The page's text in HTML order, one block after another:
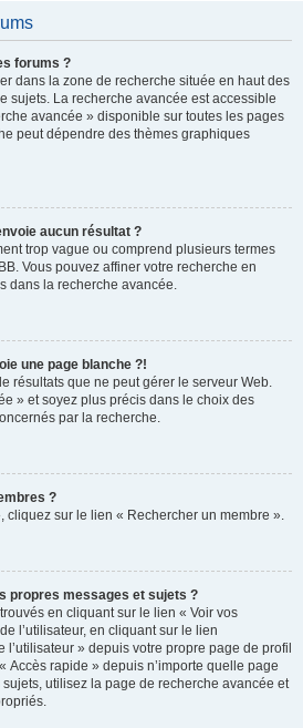
forums ?
dans la zone de recherche située en haut des
sujets. La recherche avancée est accessible
avancée » disponible sur toutes les pages
peut dépendre des thèmes graphiques
aucun résultat ?
trop vague ou comprend plusieurs termes
Vous pouvez affiner votre recherche en
dans la recherche avancée.
une page blanche ?!
résultats que ne peut gérer le serveur Web.
» et soyez plus précis dans le choix des
par la recherche.
?
cliquez sur le lien « Rechercher un membre ».
propres messages et sujets ?
en cliquant sur le lien « Voir vos
l’utilisateur, en cliquant sur le lien
» depuis votre propre page de profil
Accès rapide » depuis n’importe quelle page
utilisez la page de recherche avancée et